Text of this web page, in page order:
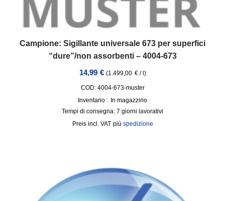
Campione: Sigillante universale 673 per superfici
“dure”/non assorbenti – 4004-673
14,99 € (1.499,00 €/ )
COD: 4004-673-muster
Inventario : In magazzino
Tempi di consegna: 7 giorni lavorativi
incl. VAT più spedizione